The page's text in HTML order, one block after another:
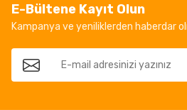
E-Bültene Kayıt Olun
Kampanya ve yeniliklerden haberdar